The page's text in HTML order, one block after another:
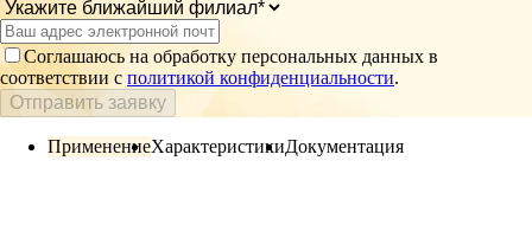
Соглашаюсь на обработку персональных данных в
соответствии с политикой конфиденциальности.
Отправить заявку
ПрименениеХарактеристикиДокументация